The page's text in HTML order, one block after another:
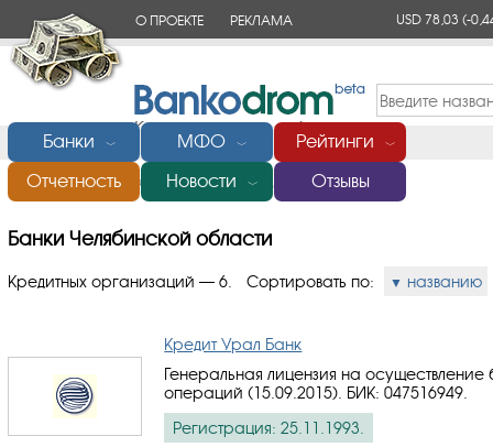
О ПРОЕКТЕ РЕКЛАМА USD 78,03(-
Банки ﹀ МФО ﹀ Рейтинги ﹀
Отчетность Новости ﹀ Отзывы
Главная/Банки Челябинской области
Банки Челябинской области
Кредитных организаций — 6. Сортировать по: названию
Кредит Урал Банк
Генеральная лицензия на осуществление
операций (15.09.2015). БИК: 047516949
Регистрация: 25.11.1993.